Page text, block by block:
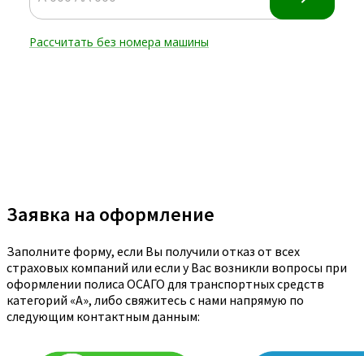
Заявка на оформление
Заполните форму, если Вы получили отказ от всех
страховых компаний или если у Вас возникли вопросы при
оформлении полиса ОСАГО для транспортных средств
категорий «A», либо свяжитесь с нами напрямую по
следующим контактным данным: